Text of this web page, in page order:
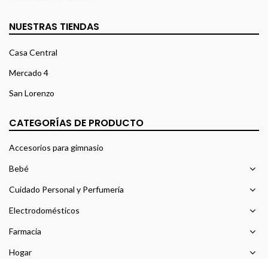
NUESTRAS TIENDAS
Casa Central
Mercado 4
San Lorenzo
CATEGORÍAS DE PRODUCTO
Accesorios para gimnasio
Bebé
Cuidado Personal y Perfumería
Electrodomésticos
Farmacia
Hogar